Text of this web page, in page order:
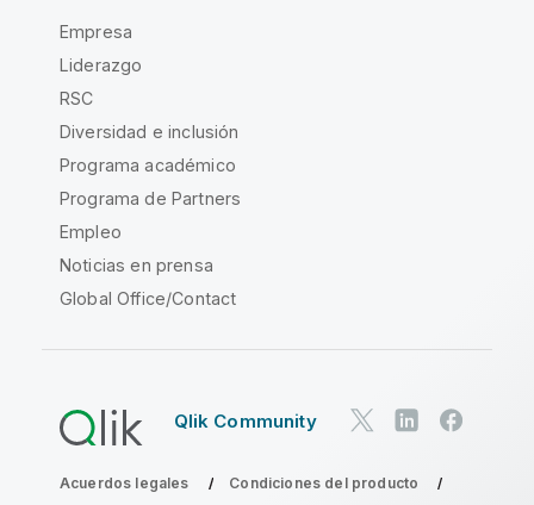
Empresa
Liderazgo
RSC
Diversidad e inclusión
Programa académico
Programa de Partners
Empleo
Noticias en prensa
Global Office/Contact
Qlik Community
Acuerdos legales
Condiciones del producto